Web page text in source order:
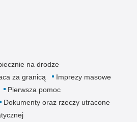
na drodze
za granicą
Imprezy masowe
Pierwsza pomoc
Dokumenty oraz rzeczy utracone